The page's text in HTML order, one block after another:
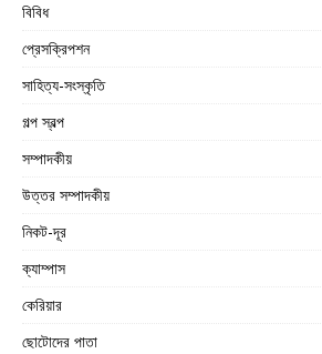
বিবিধ
প্রেসক্রিপশন
সাহিত্য-সংস্কৃতি
গল্প স্বল্প
সম্পাদকীয়
উত্তর সম্পাদকীয়
নিকট-দূর
ক্যাম্পাস
কেরিয়ার
ছোটোদের পাতা